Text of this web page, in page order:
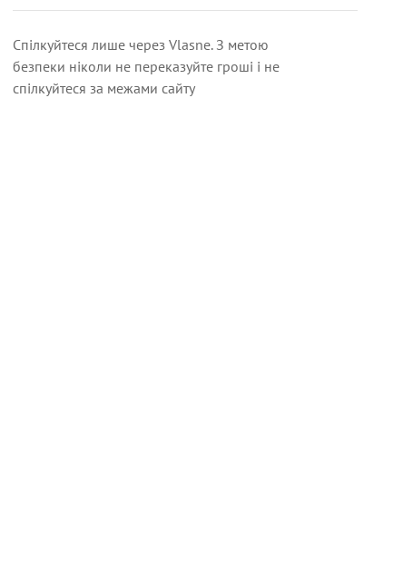
Спілкуйтеся лише через Vlasne. З метою
безпеки ніколи не переказуйте гроші і не
спілкуйтеся за межами сайту